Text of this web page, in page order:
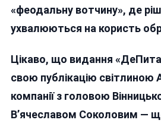
«феодальну вотчину», де
ухвалюються на користь
Цікаво, що видання
свою публікацію світлиною
компанії з головою
В’ячеславом Соколовим —